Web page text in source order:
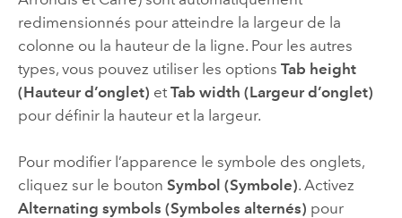
redimensionnés pour atteindre la largeur de la
colonne ou la hauteur de la ligne. Pour les autres
types, vous pouvez utiliser les options Tab height
(Hauteur d’onglet) et Tab width (Largeur d’onglet)
pour définir la hauteur et la largeur.
Pour modifier l’apparence le symbole des onglets,
cliquez sur le bouton Symbol (Symbole). Activez
Alternating symbols (Symboles alternés) pour